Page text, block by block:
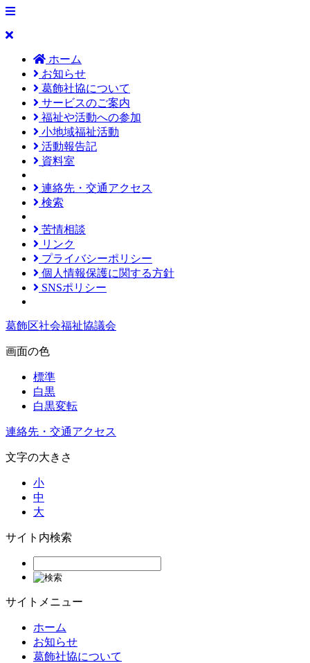
ホーム
お知らせ
葛飾社協について
サービスのご案内
福祉や活動への参加
小地域福祉活動
活動報告記
資料室
連絡先・交通アクセス
検索
苦情相談
リンク
プライバシーポリシー
個人情報保護に関する方針
SNSポリシー
葛飾区社会福祉協議会
画面の色
標準
白黒
白黒変転
連絡先・交通アクセス
文字の大きさ
小
中
大
サイト内検索
サイトメニュー
ホーム
お知らせ
葛飾社協について